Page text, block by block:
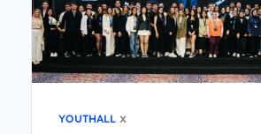
YOUTHALL x